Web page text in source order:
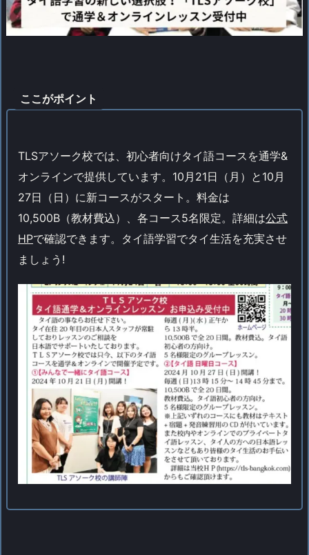
ここがポイント
TLSアソーク校では、初心者向けタイ語コースを通学&
オンラインで提供しています。10月21日（月）と10月
27日（日）に新コースがスタート。料金は
10,500B（教材費込）、各コース5名限定。詳細は公式
HPで確認できます。タイ語学習でタイ生活を充実させ
ましょう!